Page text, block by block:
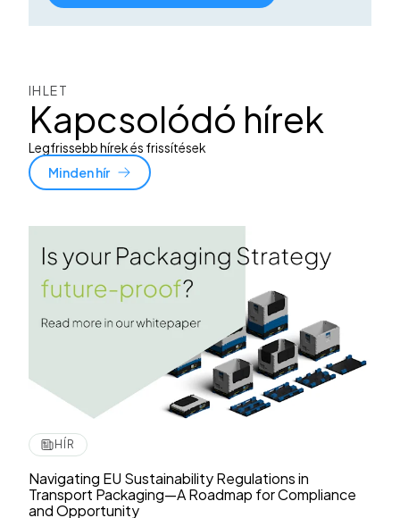
IHLET
Kapcsolódó hírek
Legfrissebb hírek és frissítések
Minden hír
HÍR
Navigating EU Sustainability Regulations in
Transport Packaging—A Roadmap for Compliance
and Opportunity